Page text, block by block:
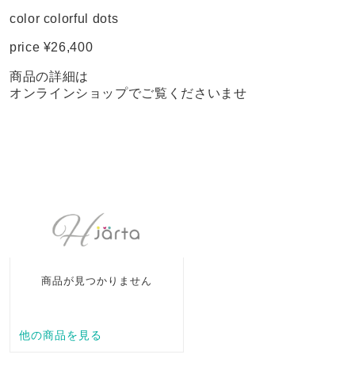
color colorful dots
price ¥26,400
商品の詳細は
オンラインショップでご覧くださいませ